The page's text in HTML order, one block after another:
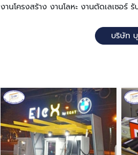
งานโครงสร้าง งานโลหะ งานตัดเลเซ
บริษัท